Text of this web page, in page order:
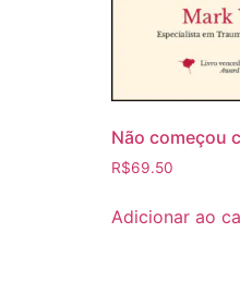
Não começou
R$69.50
Adicionar ao